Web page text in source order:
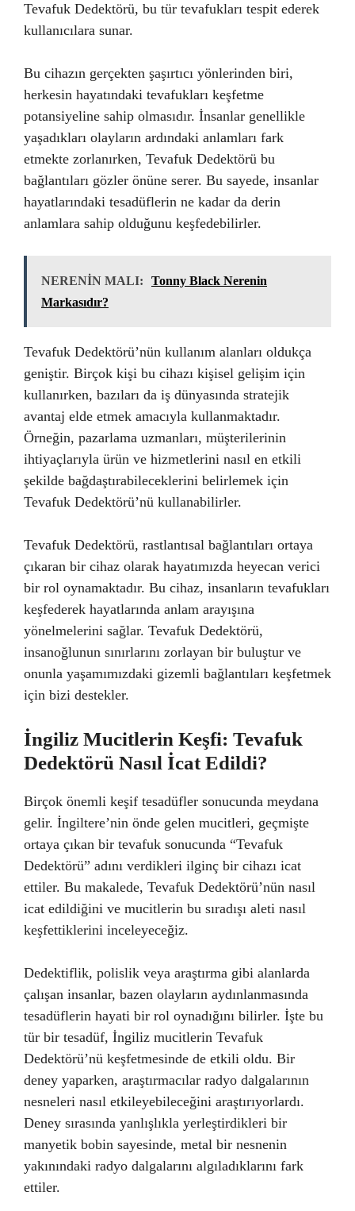
Tevafuk Dedektörü, bu tür tevafukları tespit ederek
kullanıcılara sunar.
Bu cihazın gerçekten şaşırtıcı yönlerinden biri,
herkesin hayatındaki tevafukları keşfetme
potansiyeline sahip olmasıdır. İnsanlar genellikle
yaşadıkları olayların ardındaki anlamları fark
etmekte zorlanırken, Tevafuk Dedektörü bu
bağlantıları gözler önüne serer. Bu sayede, insanlar
hayatlarındaki tesadüflerin ne kadar da derin
anlamlara sahip olduğunu keşfedebilirler.
NERENİN MALI:
Tonny Black Nerenin
Markasıdır?
Tevafuk Dedektörü’nün kullanım alanları oldukça
geniştir. Birçok kişi bu cihazı kişisel gelişim için
kullanırken, bazıları da iş dünyasında stratejik
avantaj elde etmek amacıyla kullanmaktadır.
Örneğin, pazarlama uzmanları, müşterilerinin
ihtiyaçlarıyla ürün ve hizmetlerini nasıl en etkili
şekilde bağdaştırabileceklerini belirlemek için
Tevafuk Dedektörü’nü kullanabilirler.
Tevafuk Dedektörü, rastlantısal bağlantıları ortaya
çıkaran bir cihaz olarak hayatımızda heyecan verici
bir rol oynamaktadır. Bu cihaz, insanların tevafukları
keşfederek hayatlarında anlam arayışına
yönelmelerini sağlar. Tevafuk Dedektörü,
insanoğlunun sınırlarını zorlayan bir buluştur ve
onunla yaşamımızdaki gizemli bağlantıları keşfetmek
için bizi destekler.
İngiliz Mucitlerin Keşfi: Tevafuk
Dedektörü Nasıl İcat Edildi?
Birçok önemli keşif tesadüfler sonucunda meydana
gelir. İngiltere’nin önde gelen mucitleri, geçmişte
ortaya çıkan bir tevafuk sonucunda “Tevafuk
Dedektörü” adını verdikleri ilginç bir cihazı icat
ettiler. Bu makalede, Tevafuk Dedektörü’nün nasıl
icat edildiğini ve mucitlerin bu sıradışı aleti nasıl
keşfettiklerini inceleyeceğiz.
Dedektiflik, polislik veya araştırma gibi alanlarda
çalışan insanlar, bazen olayların aydınlanmasında
tesadüflerin hayati bir rol oynadığını bilirler. İşte bu
tür bir tesadüf, İngiliz mucitlerin Tevafuk
Dedektörü’nü keşfetmesinde de etkili oldu. Bir
deney yaparken, araştırmacılar radyo dalgalarının
nesneleri nasıl etkileyebileceğini araştırıyorlardı.
Deney sırasında yanlışlıkla yerleştirdikleri bir
manyetik bobin sayesinde, metal bir nesnenin
yakınındaki radyo dalgalarını algıladıklarını fark
ettiler.